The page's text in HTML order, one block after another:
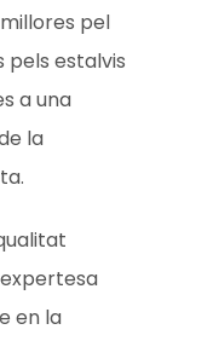
pel
pels estalvis
a una
la
en la